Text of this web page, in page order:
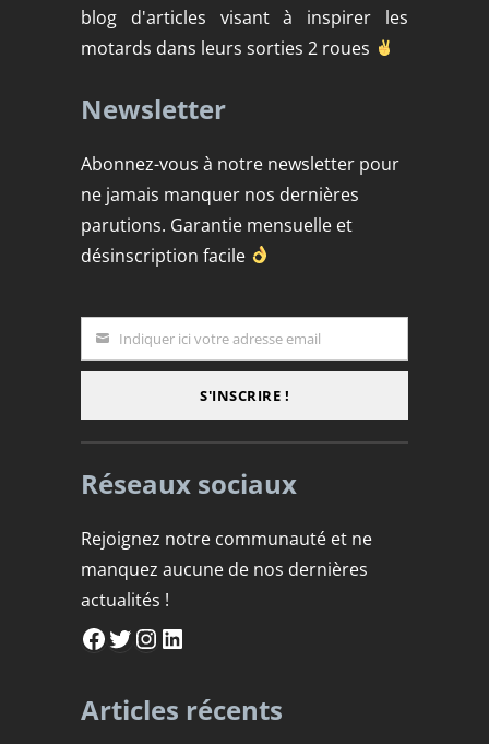
blog d'articles visant à inspirer les
motards dans leurs sorties 2 roues
Newsletter
Abonnez-vous à notre newsletter pour
ne jamais manquer nos dernières
parutions. Garantie mensuelle et
désinscription facile
EmailIndiquer ici votre adresse email
S'INSCRIRE !
Réseaux sociaux
Rejoignez notre communauté et ne
manquez aucune de nos dernières
actualités !
Facebook
Twitter
Instagram
Articles récents